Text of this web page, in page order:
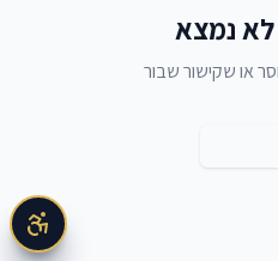
נמצא
או שקישור שבור